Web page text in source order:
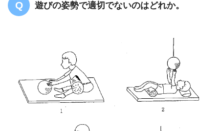
【PT共通】筋萎縮性側索硬化症について
の問題「まとめ・解説」
遊びの姿勢で適切でないのはどれか。